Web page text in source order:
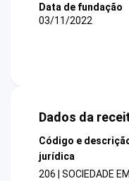
Data de fundação
03/11/2022
Dados da
Código e
jurídica
206 | SOCIEDADE